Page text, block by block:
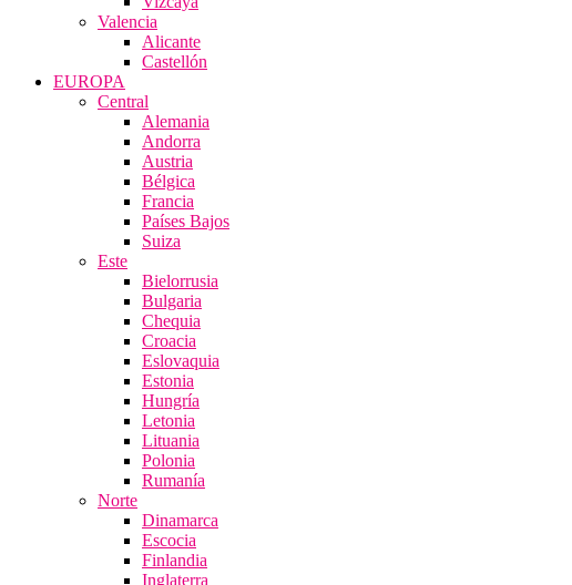
Valencia
Alicante
Castellón
EUROPA
Central
Alemania
Andorra
Austria
Bélgica
Francia
Países Bajos
Suiza
Este
Bielorrusia
Bulgaria
Chequia
Croacia
Eslovaquia
Estonia
Hungría
Letonia
Lituania
Polonia
Rumanía
Norte
Dinamarca
Escocia
Finlandia
Inglaterra